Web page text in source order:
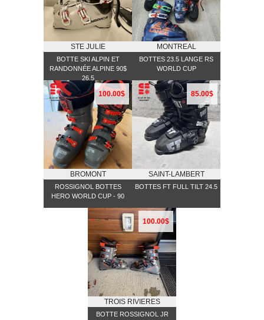
STE JULIE
BOTTE SKI ALPIN ET
RANDONNÉE ALPINE 90$
26.5
MONTREAL
BOTTES 23.5 LANGE RS
WORLD CUP
100.00$
BROMONT
ROSSIGNOL BOTTES
HERO WORLD CUP - 90
85.00$
SAINT-LAMBERT
BOTTES FT FULL TILT 24.5
100.00$
TROIS RIVIERES
BOTTE ROSSIGNOL JR